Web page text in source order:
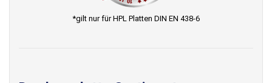
*gilt nur für HPL Platten DIN EN 438-6